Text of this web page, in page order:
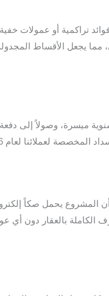
تراكمية أو عمولات
مما يجعل الأقساط
ميسرة، وصولاً إلى دفعة
لعملائنا لعام 2026.
المشروع يحمل صكاً
الكاملة بالعقار دون أي